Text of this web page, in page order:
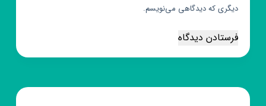
دیگری که دیدگاهی می‌نویسم.
فرستادن دیدگاه